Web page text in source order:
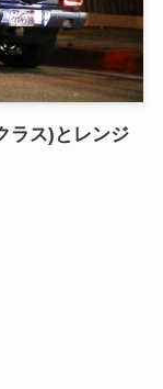
ラス)とレンジ